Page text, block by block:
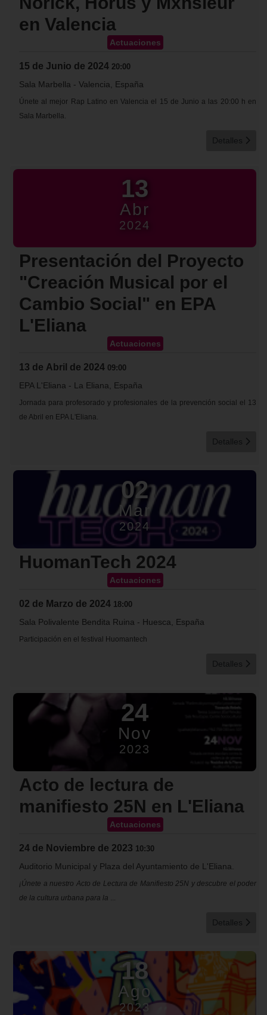
en Valencia
Actuaciones
15 de Junio de 2024 20:00
Sala Marbella - Valencia, España
Únete al mejor Rap Latino en Valencia el 15 de Junio a las 20:00 h en
Sala Marbella.
Detalles
13
Abr
2024
Presentación del Proyecto
"Creación Musical por el
Cambio Social" en EPA
L'Eliana
Actuaciones
13 de Abril de 2024 09:00
EPA L'Eliana - La Eliana, España
Jornada para profesorado y profesionales de la prevención social el 13
de Abril en EPA L'Eliana.
Detalles
02
Mar
2024
HuomanTech 2024
Actuaciones
02 de Marzo de 2024 18:00
Sala Polivalente Bendita Ruina - Huesca, España
Participación en el festival Huomantech
Detalles
24
Nov
2023
Acto de lectura de
manifiesto 25N en L'Eliana
Actuaciones
24 de Noviembre de 2023 10:30
Auditorio Municipal y Plaza del Ayuntamiento de L'Eliana.
¡Únete a nuestro Acto de Lectura de Manifiesto 25N y descubre el poder
de la cultura urbana para la ...
Detalles
18
Ago
2023